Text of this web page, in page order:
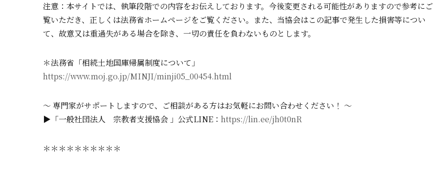
注意：本サイトでは、執筆段階での内容をお伝えしております。今後変更される可能性がありますので参考にご
覧いただき、正しくは法務省ホームページをご覧ください。また、当協会はこの記事で発生した損害等につい
て、故意又は重過失がある場合を除き、一切の責任を負わないものとします。
＊法務省「相続土地国庫帰属制度について」
https://www.moj.go.jp/MINJI/minji05_00454.html
～ 専門家がサポートしますので、ご相談がある方はお気軽にお問い合わせください！ ～
▶「一般社団法人 宗教者支援協会 」公式LINE： https://lin.ee/jh0t0nR
＊＊＊＊＊＊＊＊＊＊